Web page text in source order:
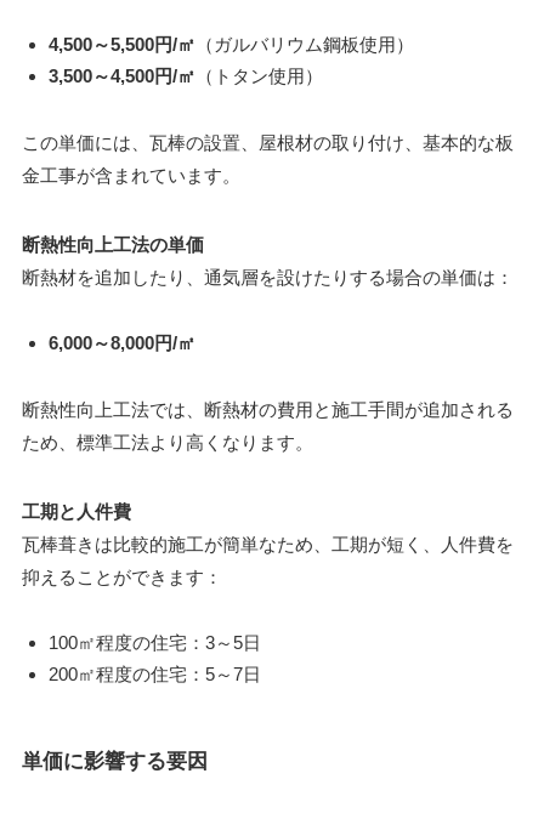
4,500～5,500円/㎡ （ガルバリウム鋼板使用）
3,500～4,500円/㎡ （トタン使用）
この単価には、瓦棒の設置、屋根材の取り付け、基本的な板
金工事が含まれています。
断熱性向上工法の単価
断熱材を追加したり、通気層を設けたりする場合の単価は：
6,000～8,000円/㎡
断熱性向上工法では、断熱材の費用と施工手間が追加される
ため、標準工法より高くなります。
工期と人件費
瓦棒葺きは比較的施工が簡単なため、工期が短く、人件費を
抑えることができます：
100㎡程度の住宅：3～5日
200㎡程度の住宅：5～7日
単価に影響する要因